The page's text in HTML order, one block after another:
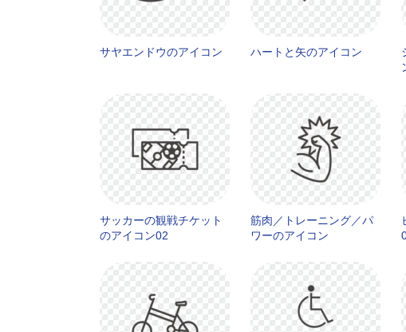
サヤエンドウのアイコン ハートと矢のアイコン
サッカーの観戦チケット
のアイコン02
筋肉／トレーニング／パ
ワーのアイコン